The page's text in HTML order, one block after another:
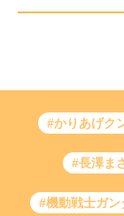
#かりあげク
#長澤ま
#機動戦士ガン